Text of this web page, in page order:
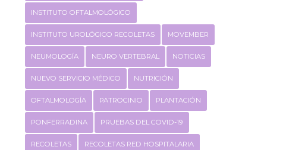
INSTITUTO OFTALMOLÓGICO
INSTITUTO UROLÓGICO RECOLETAS MOVEMBER
NEUMOLOGÍA NEURO VERTEBRAL NOTICIAS
NUEVO SERVICIO MÉDICO NUTRICIÓN
OFTALMOLOGÍA PATROCINIO PLANTACIÓN
PONFERRADINA PRUEBAS DEL COVID-19
RECOLETAS RECOLETAS RED HOSPITALARIA